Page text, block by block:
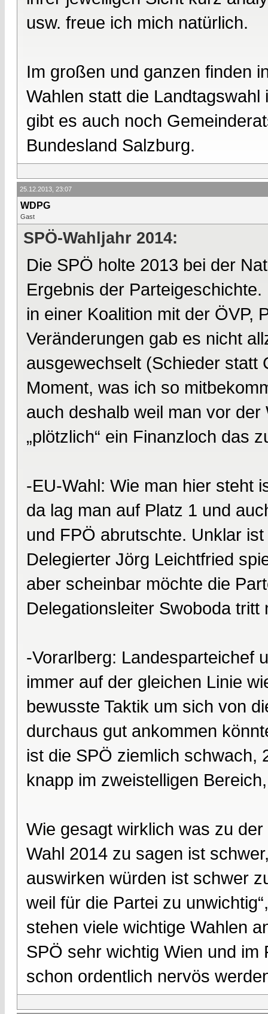
usw. freue ich mich natürlich.
Im großen und ganzen finden
Wahlen statt die
gibt es auch noch
Bundesland Salzburg.
25.12.2013, 23:07
WDPG
Gast
SPÖ-Wahljahr 2014:
Die SPÖ holte 2013 bei der
Ergebnis der
in einer Koalition mit der ÖVP,
Veränderungen gab es nicht
ausgewechselt (Schieder statt
Moment, was ich so
auch deshalb weil man vor
„plötzlich“ ein Finanzloch das
-EU-Wahl: Wie man hier steht
da lag man auf Platz 1 und
und FPÖ abrutschte. Unklar
Delegierter Jörg Leichtfried
aber scheinbar möchte die
Delegationsleiter Swoboda tritt
-Vorarlberg: Landesparteichef
immer auf der gleichen Linie
bewusste Taktik um sich von
durchaus gut ankommen
ist die SPÖ ziemlich schwach,
knapp im zweistelligen
Wie gesagt wirklich was zu
Wahl 2014 zu sagen ist
auswirken würden ist schwer
weil für die Partei zu
stehen viele wichtige Wahlen
SPÖ sehr wichtig Wien und
schon ordentlich nervös